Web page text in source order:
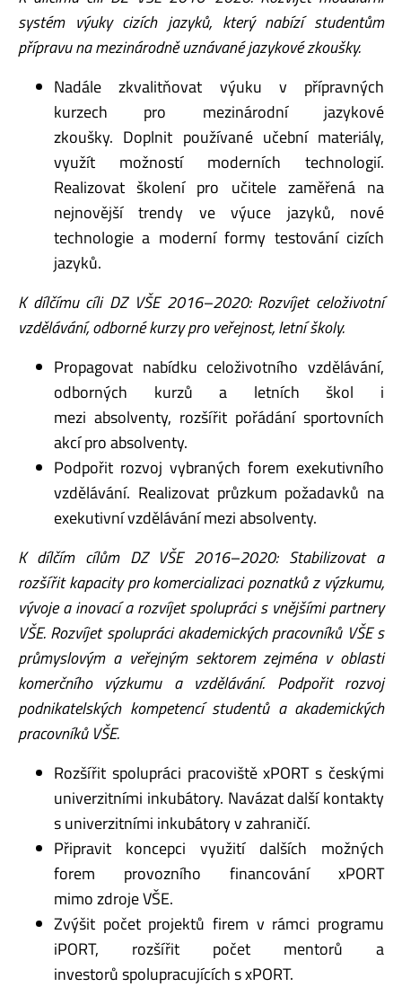
systém výuky cizích jazyků, který nabízí studentům
přípravu na mezinárodně uznávané jazykové zkoušky.
Nadále zkvalitňovat výuku v přípravných
kurzech pro mezinárodní jazykové
zkoušky. Doplnit používané učební materiály,
využít možností moderních technologií.
Realizovat školení pro učitele zaměřená na
nejnovější trendy ve výuce jazyků, nové
technologie a moderní formy testování cizích
jazyků.
K dílčímu cíli DZ VŠE 2016–2020: Rozvíjet celoživotní
vzdělávání, odborné kurzy proveřejnost, letní školy.
Propagovat nabídku celoživotního vzdělávání,
odborných kurzů a letních škol i
mezi absolventy, rozšířit pořádání sportovních
akcí pro absolventy.
Podpořit rozvoj vybraných forem exekutivního
vzdělávání. Realizovat průzkum požadavků na
exekutivní vzdělávání mezi absolventy.
K dílčím cílům DZ VŠE 2016–2020: Stabilizovat a
rozšířit kapacity pro komercializacipoznatků z výzkumu,
vývoje a inovací a rozvíjet spolupráci s vnějšími partnery
VŠE. Rozvíjetspolupráci akademických pracovníků VŠE s
průmyslovým a veřejným sektorem zejména v oblasti
komerčního výzkumu a vzdělávání. Podpořit rozvoj
podnikatelských kompetencí studentů a akademických
pracovníků VŠE.
Rozšířit spolupráci pracoviště xPORT s českými
univerzitními inkubátory. Navázat další kontakty
s univerzitními inkubátory v zahraničí.
Připravit koncepci využití dalších možných
forem provozního financování xPORT
mimo zdroje VŠE.
Zvýšit počet projektů firem v rámci programu
iPORT, rozšířit počet mentorů a
investorů spolupracujících s xPORT.